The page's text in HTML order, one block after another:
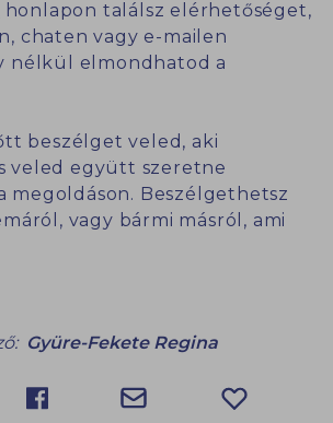
honlapon találsz elérhetőséget,
chaten vagy e-mailen
nélkül elmondhatod a
beszélget veled, aki
veled együtt szeretne
megoldáson. Beszélgethetsz
vagy bármi másról, ami
Gyüre-Fekete Regina